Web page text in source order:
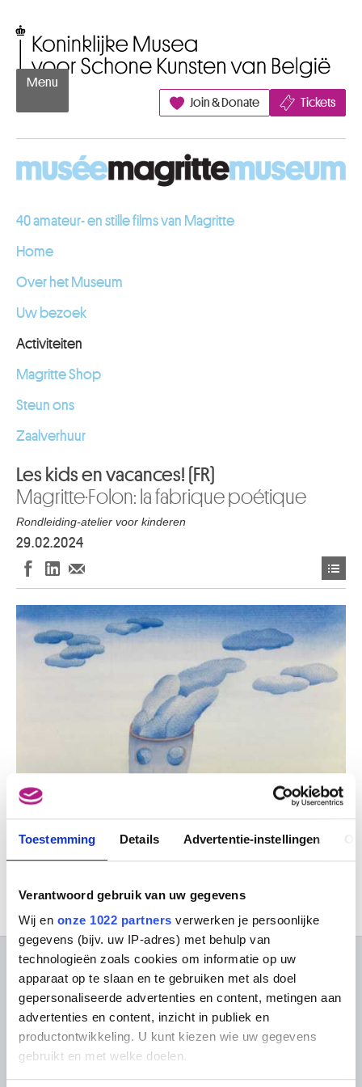
Toestemming Details Advertentie-instellingen
Verantwoord gebruik van uw gegevens
Wij en onze 1022 partners verwerken je persoonlijke
gegevens (bijv. uw IP-adres) met behulp van
technologieën zoals cookies om informatie op uw
apparaat op te slaan en te gebruiken met als doel
gepersonaliseerde advertenties en content, metingen aan
advertenties en content, inzicht in publiek en
productontwikkeling. U kunt kiezen wie uw gegevens
gebruikt en met welke doelen.
Menu
Join & Donate
Tickets
40 amateur- en stille films van Magritte
Home
Over het Museum
Uw bezoek
Activiteiten
Magritte Shop
Steun ons
Zaalverhuur
Les kids en vacances! (FR)
Magritte·Folon: la fabrique poétique
Rondleiding-atelier voor kinderen
29.02.2024
Deze activiteit vindt enkel plaats in het Frans.
Gelieve de Franstalige versie van deze pagina te
raadplegen voor meer informatie.
OVER DE MUSEA
Veelgestelde vragen
Praktisch
Tickets
Onderzoek
Bibliotheek
Archief